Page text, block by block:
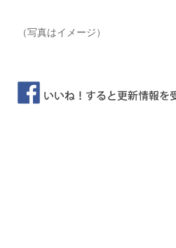
（写真はイメージ）